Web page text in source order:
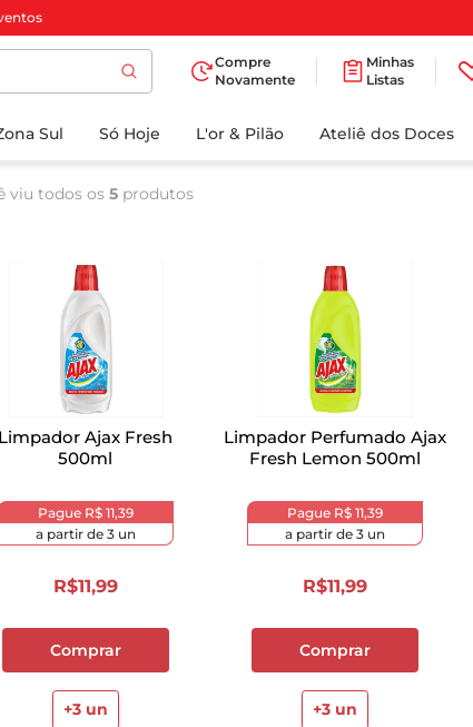
Compre
Novamente
Minhas
Listas
Sul Só Hoje L'or & Pilão Ateliê dos Doces
viu todos os5 produtos
Limpador Ajax Fresh
500ml
Pague R$ 11,39
a partir de 3un
R$11,99
Comprar
+3un
Limpador Perfumado Ajax
Fresh Lemon 500ml
Pague R$ 11,39
a partir de3 un
R$11,99
Comprar
+3 un
BUSCADOS
leite
cebola